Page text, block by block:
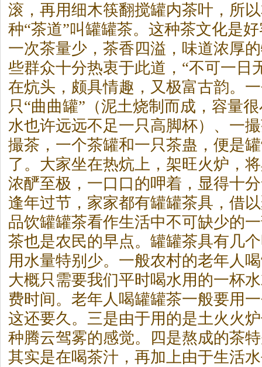
滚，再用细木筷翻搅罐内茶叶，所
种“茶道”叫罐罐茶。这种茶文化是
一次茶量少， 茶香四溢，味道浓厚
些群众十分热衷于此道，“不可一日
在炕头，颇具情趣，又极富古韵。
只“曲曲罐”（泥土烧制而成，容量
水也许远远不足一只高脚杯）、一撮
撮茶 ，一个茶罐和一只茶蛊，便是
了。大家坐在热炕上，架旺火炉，
浓酽至极，一口口的呷着，显得十
逢年过节，家家都有罐罐茶具，借
品饮罐罐茶看作生活中不可缺少的
茶也是农民的早点。罐罐茶具有几
用水量特别少。一般农村的老年人
大概只需要我们平时喝水用的一杯
费时间。老年人喝罐罐茶一般要用
这还要久。三是由于用的是土火火
种腾云驾雾的感觉。四是熬成的茶
其实是在喝茶汁，再加上由于生活